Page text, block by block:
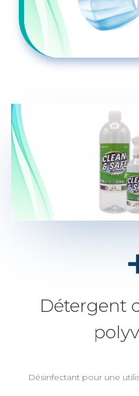
Détergent
Désinfectant pour une